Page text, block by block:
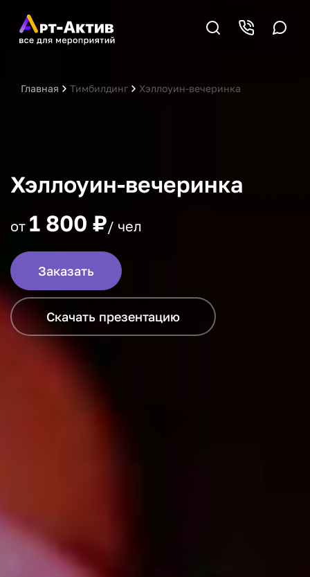
Главная Тимбилдинг Хэллоуин-вечеринка
Хэллоуин-вечеринка
от 1 800 ₽ / чел
Заказать
Скачать презентацию